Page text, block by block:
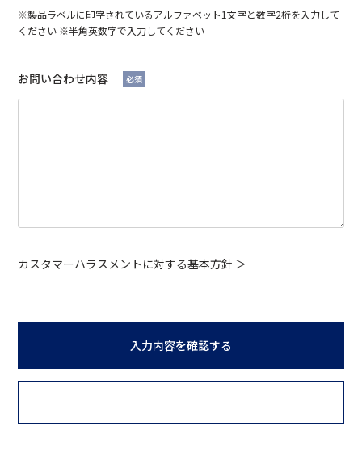
※製品ラベルに印字されているアルファベット1文字と数字2桁を入力して
ください ※半角英数字で入力してください
お問い合わせ内容 必須
カスタマーハラスメントに対する基本方針 ＞
入力内容を確認する